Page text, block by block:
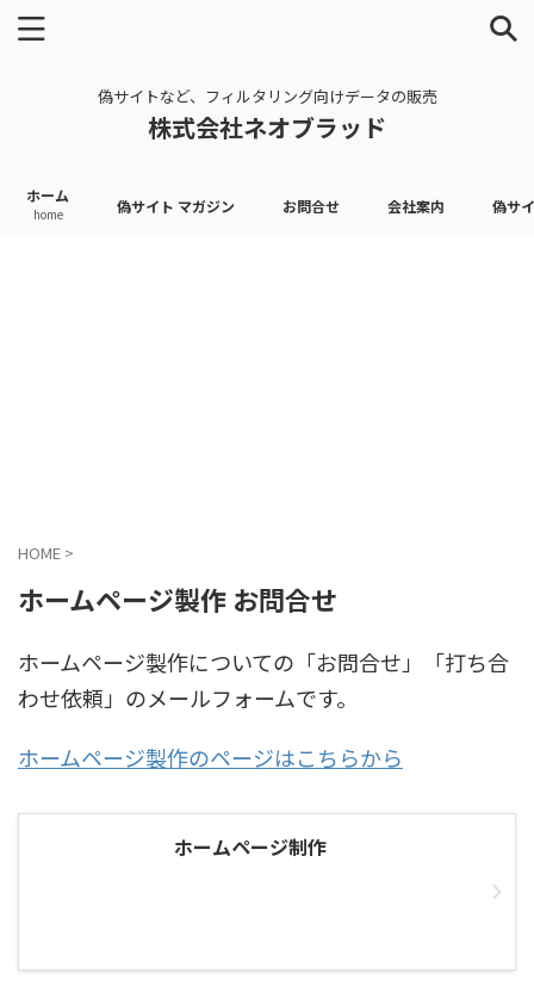
偽サイトなど、フィルタリング向けデータの販売
株式会社ネオブラッド
ホーム
home 偽サイト マガジン お問合せ 会社案内 偽サ
HOME >
ホームページ製作 お問合せ
ホームページ製作についての「お問合せ」「打ち合
わせ依頼」のメールフォームです。
ホームページ製作のページはこちらから
ホームページ制作